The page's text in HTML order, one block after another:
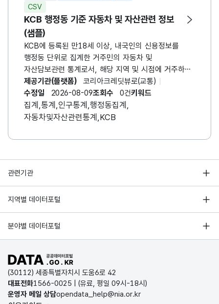
CSV
KCB 행정동 기준 자동차 및 자산관련 정보
(샘플)
KCB에 등록된 만18세 이상, 내국인의 신용정보를
행정동 단위로 집계한 거주민의 자동차 및
자산담보관련 통계로서, 해당 지역 및 시점에 거주하고
있는 시점에 거주하고 있는 사람들의 정보를 익명정보
(통계)형태로 집계한 데이터입니다.
제공기관(플랫폼)
코리아크레딧뷰로(교통)
수정일
2026-08-09조회수 0건키워드
집계,통계,인구통계,행정동집계,
자동차및자산관련통계,KCB
관련기관
행정안전부
한국지능정보사회진흥원
국가정보자원관리원
지역별 데이터포털
서울 열린데이터광장
경기데이터드림
D-데이터허브
인천데이터포털
울산광역시 데이터포털
분야별 데이터포털
기상자료개방포털
국토교통부 공간정보오픈플랫폼
환경부 환경데이터포털
문화데이터광장
농림축산식품 공공데이터포털
공공데이터포털 바로가기
(30112) 세종특별자치시 도움6로 42
대표전화1566-0025 | (유료, 평일 09시-18시)
운영자 메일 상담opendata_help@nia.or.kr